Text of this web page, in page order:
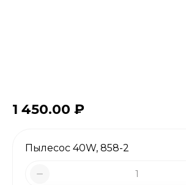
1 450.00 ₽
Пылесос 40W, 858-2